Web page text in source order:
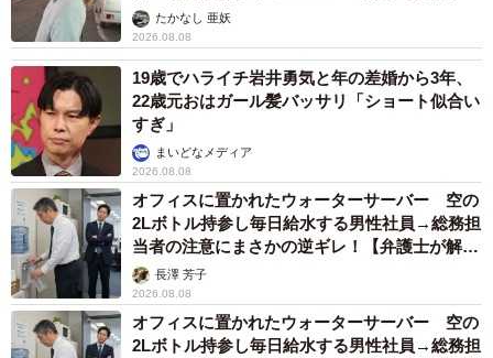
ストに取材】
たかなし 亜妖
2026.08.08
19歳でハライチ岩井勇気と年の差婚から3年、
22歳元おはガール髪バッサリ「ショート似合い
すぎ」
まいどなメディア
2026.08.08
オフィスに置かれたウォーターサーバー 空の
2Lボトル持参し毎日給水する男性社員→総務担
当者の注意にまさかの逆ギレ！【弁護士が解
説】長澤 芳子
2026.08.08
オフィスに置かれたウォーターサーバー 空の
2Lボトル持参し毎日給水する男性社員→総務担